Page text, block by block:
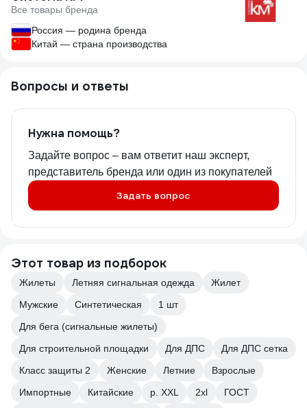
Все товары бренда
Россия — родина бренда
Китай — страна производства
Вопросы и ответы
Нужна помощь?
Задайте вопрос – вам ответит наш эксперт,
представитель бренда или один из покупателей
Задать вопрос
Этот товар из подборок
Жилеты Летняя сигнальная одежда
Жилет
Мужские
Синтетическая
1 шт
Для бега (сигнальные жилеты)
Для строительной площадки
Для ДПС
Для ДПС сетка
Класс защиты 2
Женские Летние
Взрослые
Импортные
Китайские р. XXL 2xl
ГОСТ